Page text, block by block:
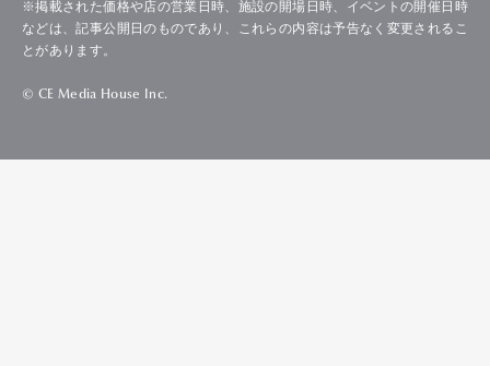
※掲載された価格や店の営業日時、施設の開場日時、イベントの開催日時
などは、記事公開日のものであり、これらの内容は予告なく変更されるこ
とがあります。
© CE Media House Inc.